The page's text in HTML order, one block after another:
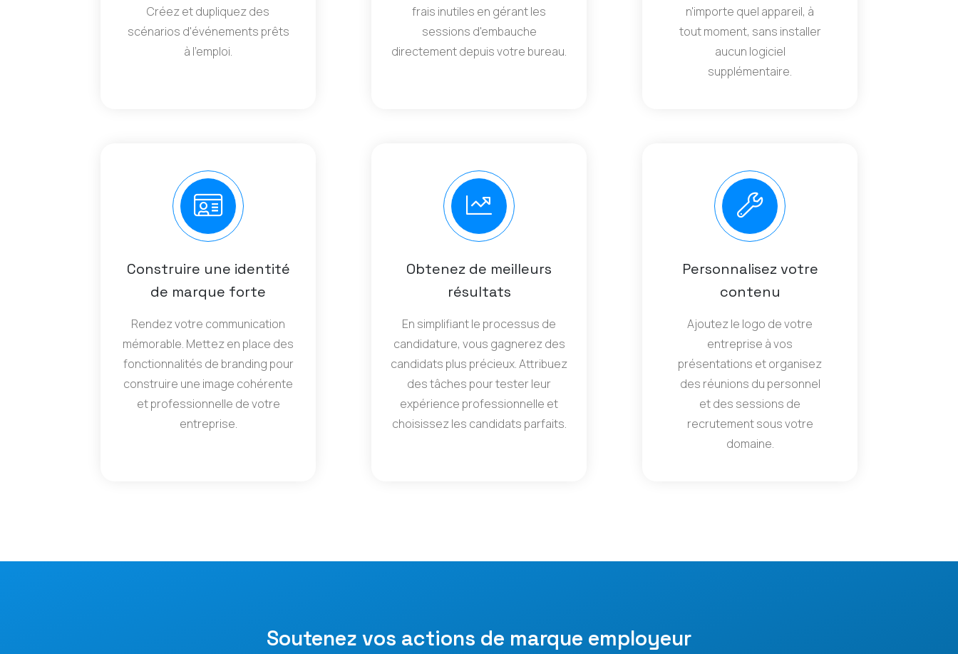
Créez et dupliquez des
scénarios d'événements prêts
à l'emploi.
frais inutiles en gérant les
sessions d'embauche
directement depuis votre bureau.
n'importe quel appareil, à
tout moment, sans installer
aucun logiciel
supplémentaire.
Construire une identité
de marque forte
Rendez votre communication
mémorable. Mettez en place des
fonctionnalités de branding pour
construire une image cohérente
et professionnelle de votre
entreprise.
Obtenez de meilleurs
résultats
En simplifiant le processus de
candidature, vous gagnerez des
candidats plus précieux. Attribuez
des tâches pour tester leur
expérience professionnelle et
choisissez les candidats parfaits.
Personnalisez votre
contenu
Ajoutez le logo de votre
entreprise à vos
présentations et organisez
des réunions du personnel
et des sessions de
recrutement sous votre
domaine.
Soutenez vos actions de marque employeur